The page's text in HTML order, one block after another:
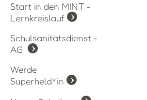
Start in den MINT -
Lernkreislauf
Schulsanitätsdienst -
AG
Werde
Superheld*in